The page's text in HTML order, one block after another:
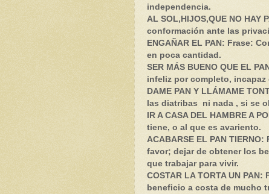
independencia.
AL SOL,HIJOS,QUE NO HAY
conformación ante las
ENGAÑAR EL PAN: Frase:
en poca cantidad.
SER MÁS BUENO QUE EL
infeliz por completo, incapaz
DAME PAN Y LLÁMAME
las diatribas ni nada , si se
IR A CASA DEL HAMBRE A
tiene, o al que es avariento.
ACABARSE EL PAN
favor; dejar de obtener los
que trabajar para vivir.
COSTAR LA TORTA UN
beneficio a costa de mucho